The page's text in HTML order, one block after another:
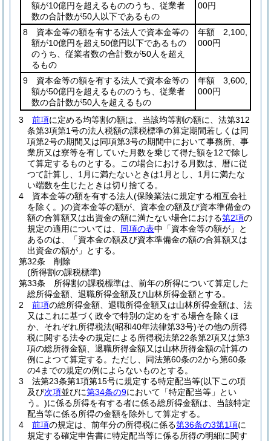
額が10億円を超えるもののうち、従業者
数の合計数が50人以下であるもの
00円
8 資本金等の額を有する法人で資本金等の
額が10億円を超え50億円以下であるもの
のうち、従業者数の合計数が50人を超え
るもの
年額 2,100,
000円
9 資本金等の額を有する法人で資本金等の
額が50億円を超えるもののうち、従業者
数の合計数が50人を超えるもの
年額 3,600,
000円
3 前項に定める均等割の額は、当該均等割の額に、法第312
条第3項第1号の法人税額の課税標準の算定期間若しくは同
項第2号の期間又は同項第3号の期間中において事務所、事
業所又は寮等を有していた月数を乗じて得た額を12で除し
て算定するものとする。
この場合における月数は、暦に従
つて計算し、1月に満たないときは1月とし、1月に満たな
い端数を生じたときは切り捨てる。
4
資本金等の額を有する法人(保険業法に規定する相互会社
を除く。)の資本金等の額が、資本金の額及び資本準備金の
額の合算額又は出資金の額に満たない場合における第2項の
規定の適用については、 同項の表中「資本金等の額が」と
あるのは、「資本金の額及び資本準備金の額の合算額又は
出資金の額が」とする。
第32条
削除
(所得割の課税標準)
第33条
所得割の課税標準は、前年の所得について算定した
総所得金額、退職所得金額及び山林所得金額とする。
2
前項の総所得金額、退職所得金額又は山林所得金額は、法
又はこれに基づく政令で特別の定めをする場合を除くほ
か、それぞれ所得税法(昭和40年法律第33号)その他の所得
税に関する法令の規定による所得税法第22条第2項又は第3
項の総所得金額、退職所得金額又は山林所得金額の計算の
例によつて算定する。 ただし、同法第60条の2から第60条
の4までの規定の例によらないものとする。
3
法第23条第1項第15号に規定する特定配当等(以下この項
及び次項並びに第34条の9において「特定配当等」とい
う。)に係る所得を有する者に係る総所得金額は、当該特定
配当等に係る所得の金額を除外して算定する。
4
前項の規定は、前年分の所得税に係る第36条の3第1項に
規定する確定申告書に特定配当等に係る所得の明細に関す